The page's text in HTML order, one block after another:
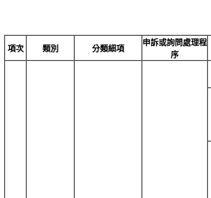
項次 類別 分類細項
申訴或詢問處理程
序